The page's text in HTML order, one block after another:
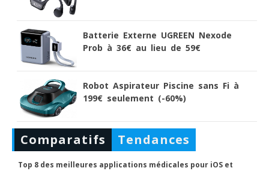
Batterie Externe UGREEN Nexode
Prob à 36€ au lieu de 59€
Robot Aspirateur Piscine sans Fi à
199€ seulement (-60%)
Comparatifs Tendances
Top 8 des meilleures applications médicales pour iOS et